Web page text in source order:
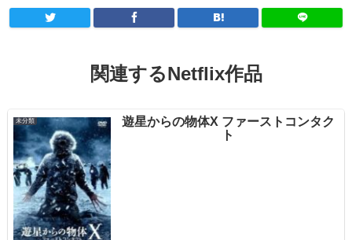
関連するNetflix作品
未分類
遊星からの物体X ファーストコンタク
ト